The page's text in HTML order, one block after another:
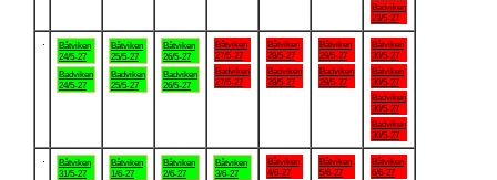
Badviken
23/5-27
Båtviken
24/5-27
Badviken
24/5-27
Båtviken
25/5-27
Badviken
25/5-27
Båtviken
26/5-27
Badviken
26/5-27
Båtviken
27/5-27
Badviken
27/5-27
Båtviken
28/5-27
Badviken
28/5-27
Båtviken
29/5-27
Badviken
29/5-27
Båtviken
30/5-27
Båtviken
30/5-27
Badviken
30/5-27
Badviken
30/5-27
Båtviken
31/5-27
Båtviken
1/6-27
Båtviken
2/6-27
Båtviken
3/6-27
Båtviken
4/6-27
Båtviken
5/6-27
Båtviken
6/6-27